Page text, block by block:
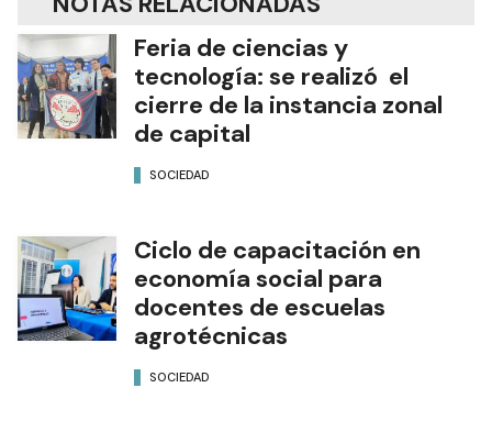
Feria de ciencias y
tecnología: se realizó el
cierre de la instancia zonal
de capital
SOCIEDAD
Ciclo de capacitación en
economía social para
docentes de escuelas
agrotécnicas
SOCIEDAD